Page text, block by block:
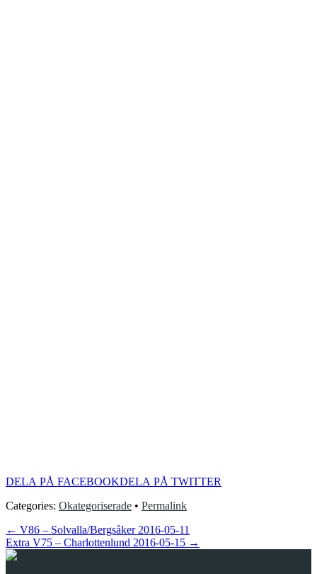
DELA PÅ FACEBOOKDELA PÅ TWITTER
Categories: Okategoriserade • Permalink
← V86 – Solvalla/Bergsåker 2016-05-11
Extra V75 – Charlottenlund 2016-05-15 →